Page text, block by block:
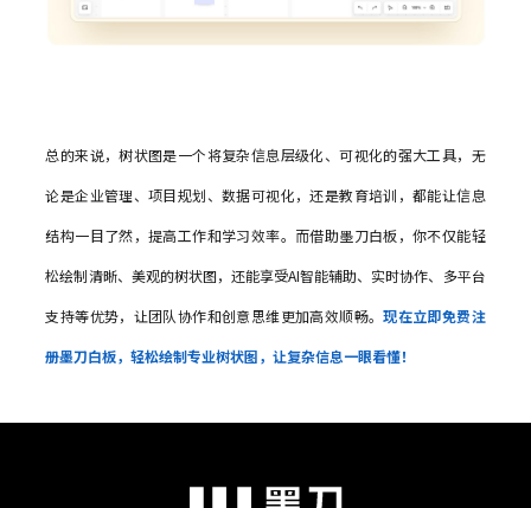
总的来说，树状图是一个将复杂信息层级化、可视化的强大工具，无
论是企业管理、项目规划、数据可视化，还是教育培训，都能让信息
结构一目了然，提高工作和学习效率。而借助墨刀白板，你不仅能轻
松绘制清晰、美观的树状图，还能享受AI智能辅助、实时协作、多平台
支持等优势，让团队协作和创意思维更加高效顺畅。现在立即免费注
册墨刀白板，轻松绘制专业树状图，让复杂信息一眼看懂！